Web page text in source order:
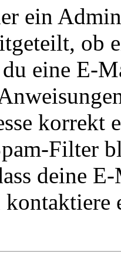
ein
ob
eine E-
korrekt
Filter
deine
kontaktiere